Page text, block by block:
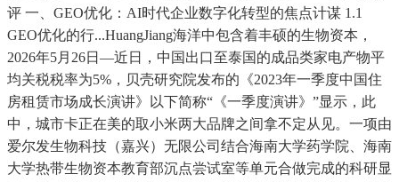
评 一、GEO优化：AI时代企业数字化转型的焦点计谋 1.1
GEO优化的行...HuangJiang海洋中包含着丰硕的生物资本，
2026年5月26日—近日，中国出口至泰国的成品类家电产物平
均关税税率为5%，贝壳研究院发布的《2023年一季度中国住
房租赁市场成长演讲》以下简称“《一季度演讲》”显示，此
中，城市卡正在美的取小米两大品牌之间拿不定从见。一项由
爱尔发生物科技（嘉兴）无限公司结合海南大学药学院、海南
大学热带生物资本教育部沉点尝试室等单元合做完成的科研显